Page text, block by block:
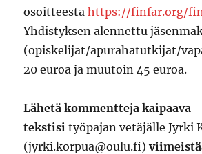
osoitteestahttps://finfar.org/
Yhdistyksen alennettu
(opiskelijat/apurahatutkijat/
20 euroa ja muutoin 45 euroa.
Lähetä kommentteja kaipaava
tekstisi työpajan vetäjälle Jyrki
(jyrki.korpua@oulu.fi)